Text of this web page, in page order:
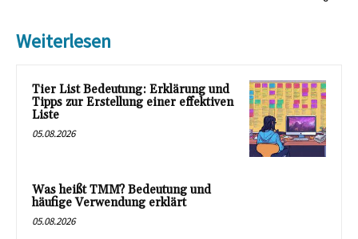
Weiterlesen
Tier List Bedeutung: Erklärung und
Tipps zur Erstellung einer effektiven
Liste
05.08.2026
Was heißt TMM? Bedeutung und
häufige Verwendung erklärt
05.08.2026